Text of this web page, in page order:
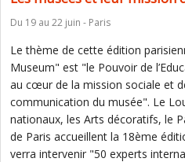
Du 19 au 22 juin - Paris
Le thème de cette édition
Museum" est "le Pouvoir de
au cœur de la mission sociale et
communication du musée". Le
nationaux, les Arts décoratifs, le
de Paris accueillent la 18ème
verra intervenir "50 experts